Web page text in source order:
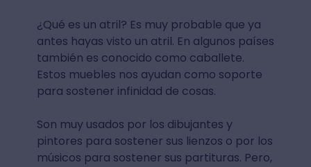
¿Qué es un atril? Es muy probable que ya
antes hayas visto un atril. En algunos países
también es conocido como caballete.
Estos muebles nos ayudan como soporte
para sostener infinidad de cosas.
Son muy usados por los dibujantes y
pintores para sostener sus lienzos o por los
músicos para sostener sus partituras. Pero,